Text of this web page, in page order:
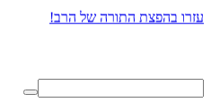
עזרו בהפצת התורה של הרב!